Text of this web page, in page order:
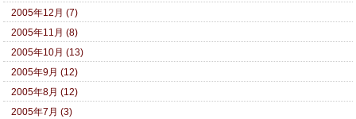
2005年12月 (7)
2005年11月 (8)
2005年10月 (13)
2005年9月 (12)
2005年8月 (12)
2005年7月 (3)